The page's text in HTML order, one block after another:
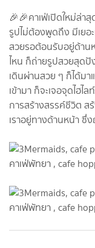
🎉🎉คาเฟ่เปิดใหม่ล่า
รูปไม่ต้องพูดถึง มีเยอ
สวยรอต้อนรับอยู่ด้าน
ไหน ก็ถ่ายรูปสวยสุดปั
เดินผ่านสวย ๆ ก็ได้ม
เข้ามา ก็จะเจอจุดไฮ
การสร้างสรรค์ชีวิต
เราอยู่ทางด้านหน้า ซึ่